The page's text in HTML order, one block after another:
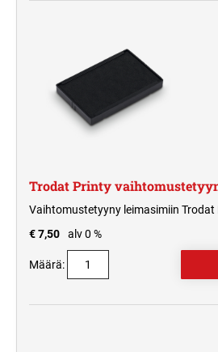
Trodat Printy
Vaihtomustetyyny leimasimiin Trodat
€ 7,50
alv 0 %
Määrä: